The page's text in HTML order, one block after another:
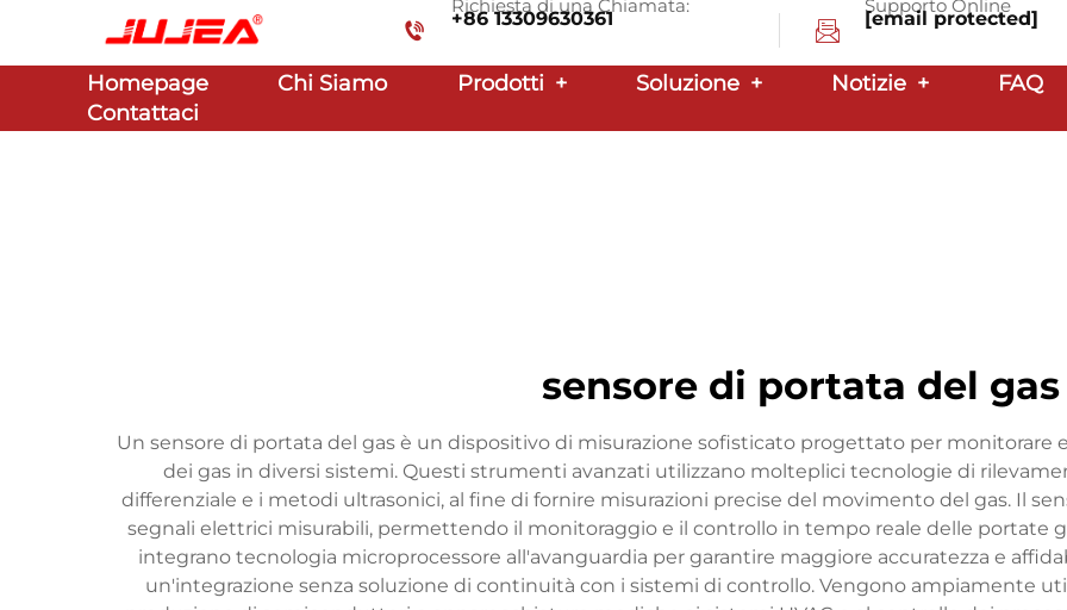
Richiesta di una Chiamata:
+86 13309630361
Supporto Online
[email protected]
Homepage Chi Siamo Prodotti + Soluzione + Notizie +
FAQ
Contattaci
sensore di portata del gas
Un sensore di portata del gas è un dispositivo di misurazione sofisticato progettato per monitorare
dei gas in diversi sistemi. Questi strumenti avanzati utilizzano molteplici tecnologie di
differenziale e i metodi ultrasonici, al fine di fornire misurazioni precise del movimento del gas. Il
segnali elettrici misurabili, permettendo il monitoraggio e il controllo in tempo reale delle portate
integrano tecnologia microprocessore all'avanguardia per garantire maggiore accuratezza e
un'integrazione senza soluzione di continuità con i sistemi di controllo. Vengono ampiamente